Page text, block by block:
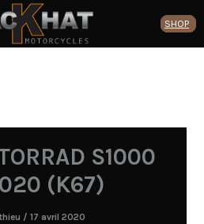
SHOP
S1000
(K67)
/ 17 avril 2020